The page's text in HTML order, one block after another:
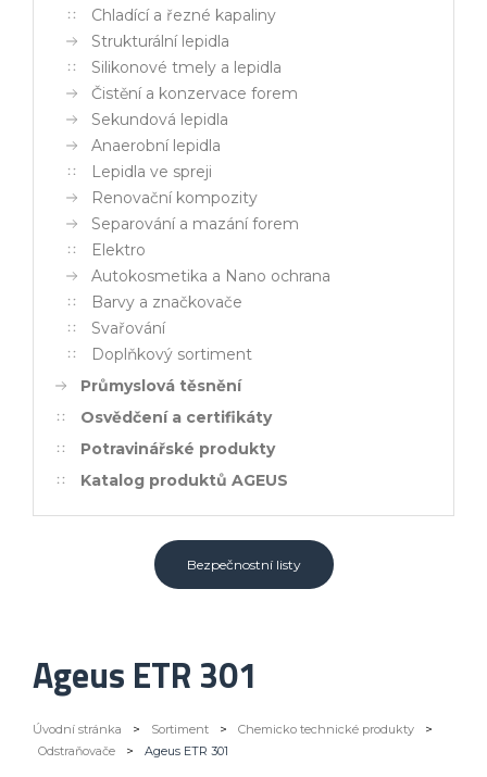
Chladící a řezné kapaliny
Strukturální lepidla
Silikonové tmely a lepidla
Čistění a konzervace forem
Sekundová lepidla
Anaerobní lepidla
Lepidla ve spreji
Renovační kompozity
Separování a mazání forem
Elektro
Autokosmetika a Nano ochrana
Barvy a značkovače
Svařování
Doplňkový sortiment
Průmyslová těsnění
Osvědčení a certifikáty
Potravinářské produkty
Katalog produktů AGEUS
Bezpečnostní listy
Ageus ETR 301
Úvodní stránka > Sortiment > Chemicko technické produkty
>
Odstraňovače
> Ageus ETR 301